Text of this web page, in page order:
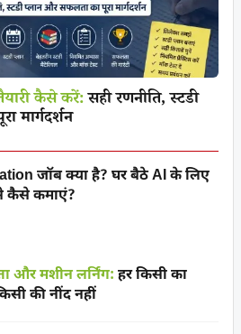
कैसे करें:सही रणनीति, स्टडी
मार्गदर्शन
जॉब क्या है? घर बैठे AI के लिए
कैसे कमाएं?
और मशीन लर्निंग: हर किसी का
की नींद नहीं